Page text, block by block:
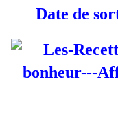
Date de